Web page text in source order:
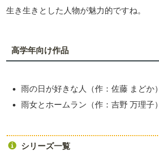
生き生きとした人物が魅力的ですね。
高学年向け作品
雨の日が好きな人（作：佐藤 まどか）
雨女とホームラン（作：吉野 万理子）
シリーズ一覧